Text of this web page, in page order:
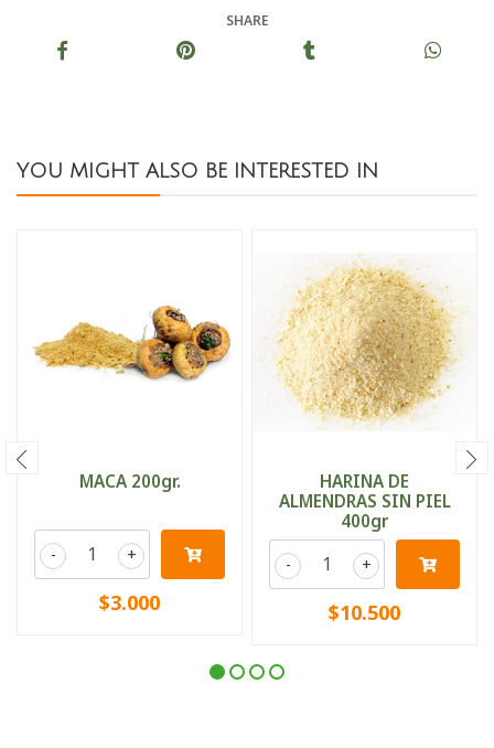
SHARE
YOU MIGHT ALSO BE INTERESTED IN
MACA 200gr.
+
-
$3.000
HARINA DE
ALMENDRAS SIN PIEL
400gr
+
-
$10.500